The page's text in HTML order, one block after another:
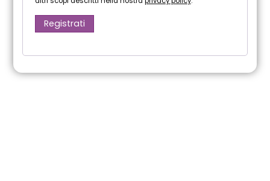
Registrati